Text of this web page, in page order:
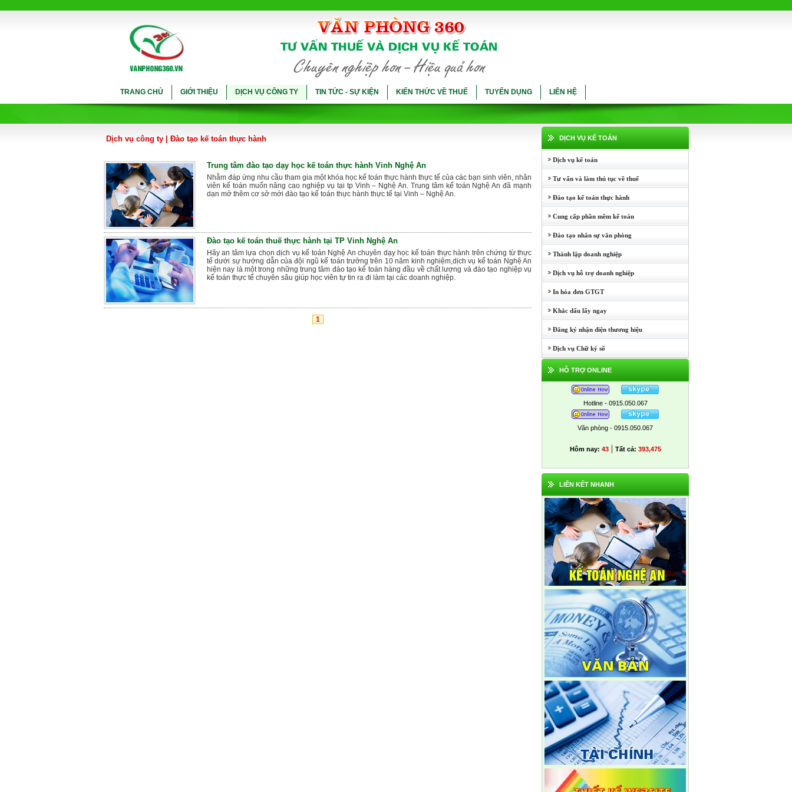
TRANG CHỦ GIỚI THIỆU DỊCH VỤ CÔNG TY TIN TỨC - SỰ KIỆN KIẾN THỨC VỀ THUẾ TUYỂN DỤNG LIÊN HỆ
Dịch vụ công ty Đào tạo kế toán thực hành
Trung tâm đào tạo dạy học kế toán thực hành Vinh Nghệ An
Nhằm đáp ứng nhu cầu tham gia một khóa học kế toán thực hành thực tế của các bạn sinh viên, nhân
viên kế toán muốn nâng cao nghiệp vụ tại tp Vinh – Nghệ An. Trung tâm kế toán Nghệ An đã mạnh
dạn mở thêm cơ sở mới đào tạo kế toán thực hành thực tế tại Vinh – Nghệ An.
Đào tạo kế toán thuế thực hành tại TP Vinh Nghệ An
Hãy an tâm lựa chọn dịch vụ kế toán Nghệ An chuyên dạy học kế toán thực hành trên chứng từ thực
tế dưới sự hướng dẫn của đội ngũ kế toán trưởng trên 10 năm kinh nghiệm,dịch vụ kế toán Nghệ An
hiện nay là một trong những trung tâm đào tạo kế toán hàng đầu về chất lượng và đào tạo nghiệp vụ
kế toán thực tế chuyên sâu giúp học viên tự tin ra đi làm tại các doanh nghiệp.
1
DỊCH VỤ KẾ TOÁN
Dịch vụ kế toán
Tư vấn và làm thủ tục về thuế
Đào tạo kế toán thực hành
Cung cấp phần mềm kế toán
Đào tạo nhân sự văn phòng
Thành lập doanh nghiệp
Dịch vụ hỗ trợ doanh nghiệp
In hóa đơn GTGT
Khắc dấu lấy ngay
Đăng ký nhận diện thương hiệu
Dịch vụ Chữ ký số
HỖ TRỢ ONLINE
Hotline - 0915.050.067
Văn phòng - 0915.050.067
Hôm nay: 43| Tất cả: 393,475
LIÊN KẾT NHANH